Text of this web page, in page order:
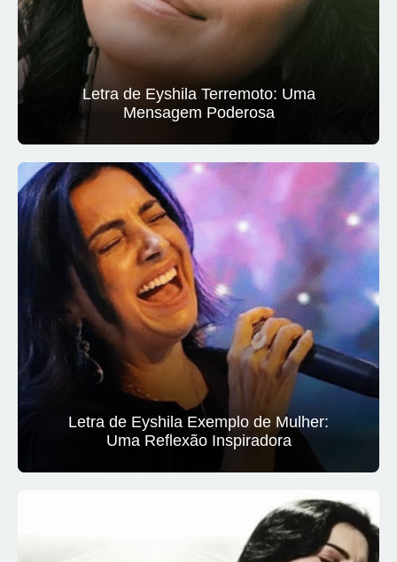
Letra de Eyshila Terremoto: Uma
Mensagem Poderosa
Letra de Eyshila Exemplo de Mulher:
Uma Reflexão Inspiradora